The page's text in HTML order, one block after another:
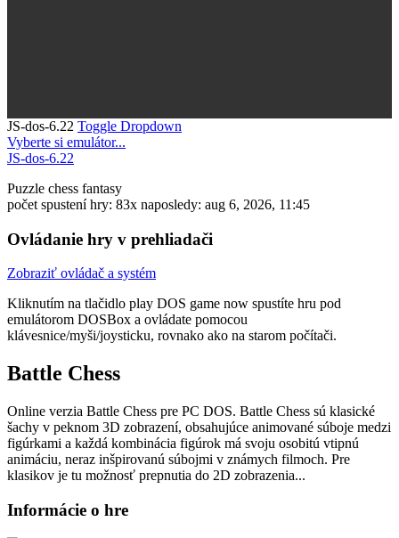
JS-dos-6.22 Toggle Dropdown
Vyberte si emulátor...
JS-dos-6.22
Puzzle chess fantasy
počet spustení hry: 83x naposledy: aug 6, 2026, 11:45
Ovládanie hry v prehliadači
Zobraziť ovládač a systém
Kliknutím na tlačidlo play DOS game now spustíte hru pod
emulátorom DOSBox a ovládate pomocou
klávesnice/myši/joysticku, rovnako ako na starom počítači.
Battle Chess
Online verzia Battle Chess pre PC DOS. Battle Chess sú klasické
šachy v peknom 3D zobrazení, obsahujúce animované súboje medzi
figúrkami a každá kombinácia figúrok má svoju osobitú vtipnú
animáciu, neraz inšpirovanú súbojmi v známych filmoch. Pre
klasikov je tu možnosť prepnutia do 2D zobrazenia...
Informácie o hre